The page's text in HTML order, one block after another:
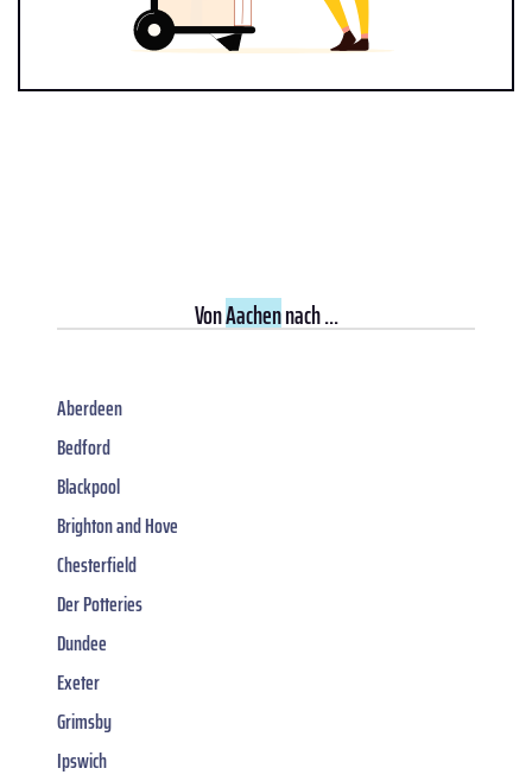
VonAachennach ...
Aberdeen
Bedford
Blackpool
Brighton and Hove
Chesterfield
Der Potteries
Dundee
Exeter
Grimsby
Ipswich